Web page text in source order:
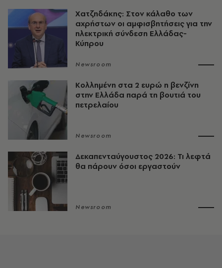
Χατζηδάκης: Στον κάλαθο των
αχρήστων οι αμφισβητήσεις για την
ηλεκτρική σύνδεση Ελλάδας-
Κύπρου
Newsroom
Κολλημένη στα 2 ευρώ η βενζίνη
στην Ελλάδα παρά τη βουτιά του
πετρελαίου
Newsroom
Δεκαπενταύγουστος 2026: Τι λεφτά
θα πάρουν όσοι εργαστούν
Newsroom